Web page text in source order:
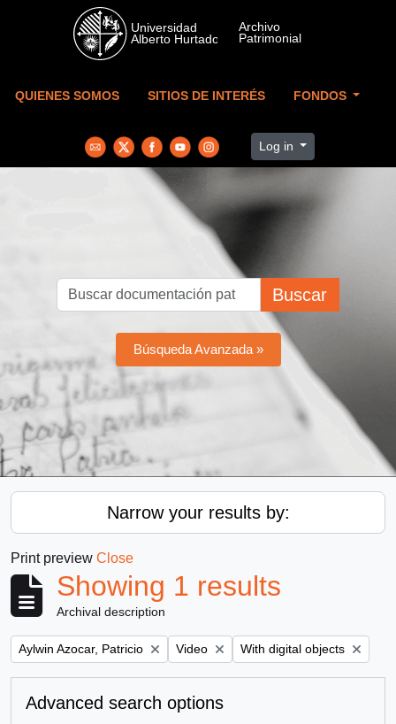
Skip to main content
QUIENES SOMOS SITIOS DE INTERÉS FONDOS
Log in
Buscar
Búsqueda Avanzada »
Narrow your results by:
Print preview Close
Showing 1 results
Archival description
Remove filter:
Aylwin Azocar, Patricio Remove filter:
Video Remove filter:
With digital objects
Advanced search options